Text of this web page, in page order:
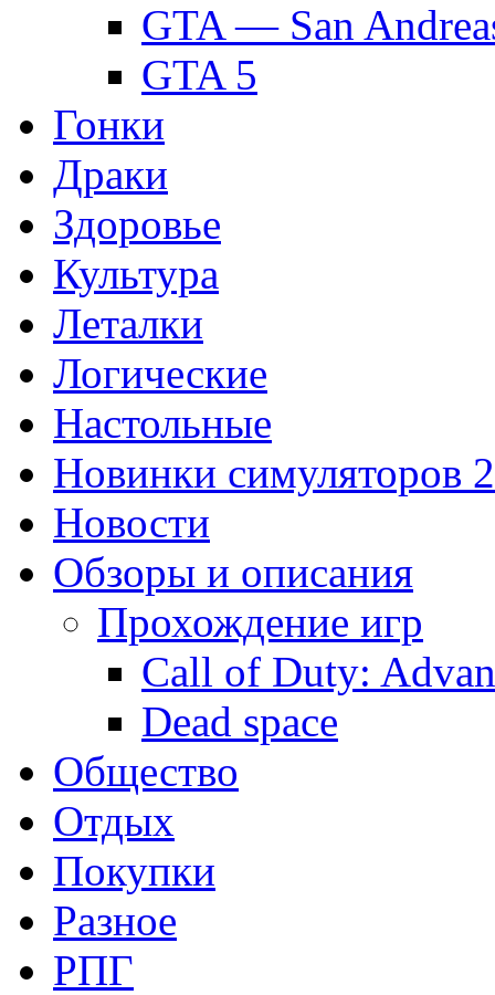
GTA — San
GTA 5
Гонки
Драки
Здоровье
Культура
Леталки
Логические
Настольные
Новинки симуляторов
Новости
Обзоры и описания
Прохождение игр
Call of Duty:
Dead space
Общество
Отдых
Покупки
Разное
РПГ